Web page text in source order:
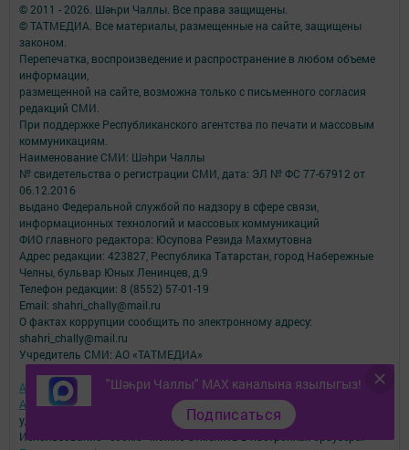
"Шәһри Чаллы" MAX каналына язылыгыз!
Подписаться
© 2011 - 2026. Шәһри Чаллы. Все права защищены.
© ТАТМЕДИА. Все материалы, размещенные на сайте, защищены
законом.
Перепечатка, воспроизведение и распространение в любом объеме
информации,
размещенной на сайте, возможна только с письменного согласия
редакций СМИ.
При поддержке Республиканского агентства по печати и массовым
коммуникациям.
Наименование СМИ: Шəhри Чаллы
№ свидетельства о регистрации СМИ, дата: ЭЛ № ФС 77-67912 от
06.12.2016
выдано Федеральной службой по надзору в сфере связи,
информационных технологий и массовых коммуникаций
ФИО главного редактора: Юсупова Резида Махмутовна
Адрес редакции: 423827, Республика Татарстан, город Набережные
Челны, бульвар Юных Ленинцев, д.9
Телефон редакции: 8 (8552) 57-01-19
Email: shahri_chally@mail.ru
О фактах коррупции сообщить по электронному адресу:
shahri_chally@mail.ru
Учредитель СМИ: АО «ТАТМЕДИА»
Антикоррупционная политика
АО «ТАТМЕДИА» использует «cookie»для персонализации сервисов и
удобства пользователей сайтом.
Использование «cookie» можно отменить в настройках браузера.